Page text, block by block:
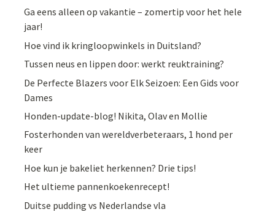
Ga eens alleen op vakantie – zomertip voor het hele
jaar!
Hoe vind ik kringloopwinkels in Duitsland?
Tussen neus en lippen door: werkt reuktraining?
De Perfecte Blazers voor Elk Seizoen: Een Gids voor
Dames
Honden-update-blog! Nikita, Olav en Mollie
Fosterhonden van wereldverbeteraars, 1 hond per
keer
Hoe kun je bakeliet herkennen? Drie tips!
Het ultieme pannenkoekenrecept!
Duitse pudding vs Nederlandse vla